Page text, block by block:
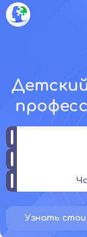
Детский
Узнать